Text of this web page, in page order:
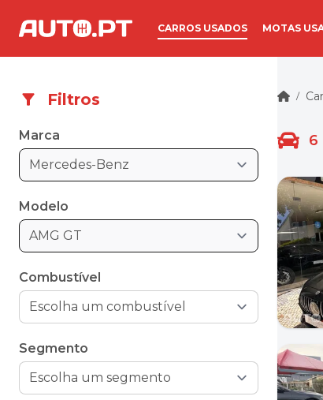
CARROS USADOS MOTAS
Filtros
Marca
Mercedes-Benz
Modelo
AMG GT
Combustível
Segmento
/
6